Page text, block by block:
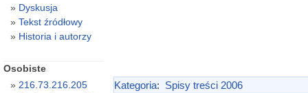
Kategoria: Spisy treści 2006
Dyskusja
Tekst źródłowy
Historia i autorzy
Osobiste
216.73.216.205